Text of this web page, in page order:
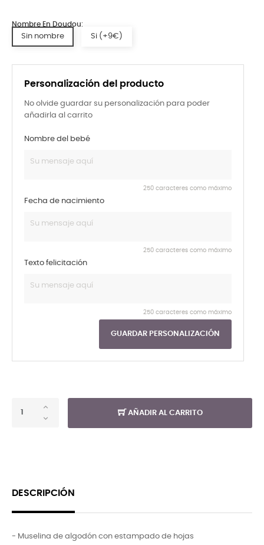
Personalización del producto
No olvide guardar su personalización para poder
añadirla al carrito
Nombre del bebé
250 caracteres como máximo
Fecha de nacimiento
250 caracteres como máximo
Texto felicitación
250 caracteres como máximo
GUARDAR PERSONALIZACIÓN
Nombre En Doudou:
Sin nombre Si (+9€)
AÑADIR AL CARRITO
DESCRIPCIÓN
- Muselina de algodón con estampado de hojas